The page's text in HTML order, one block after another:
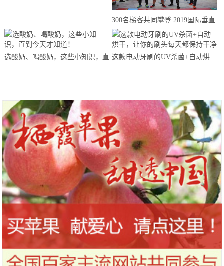
300名梯客共同攀登 2019国际垂直
马拉松超级精英赛顺德海骏达中心
站欢乐开跑
选酸奶、喝酸奶，这些小知识，直 这款电动牙刷的UV杀菌+自动烘